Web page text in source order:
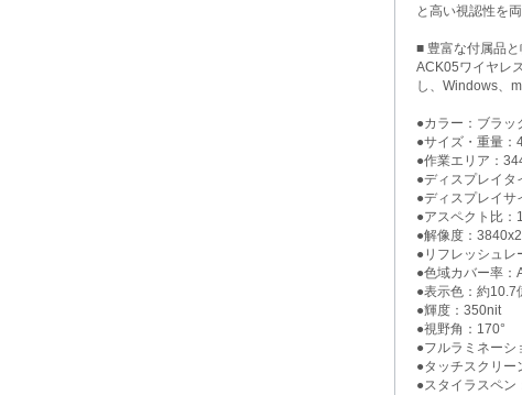
と高い視認性を
■ 豊富な付属品
ACK05ワイヤレ
し、Windows、
●カラー：ブラッ
●サイズ・重量
●作業エリア：
●ディスプレイタ
●ディスプレイサ
●アスペクト比：
●解像度：
●リフレッシュレ
●色域カバー率：
●表示色：約10.7
●輝度：350nit
●視野角：170°
●フルラミネーシ
●タッチスクリー
●スタイラスペン